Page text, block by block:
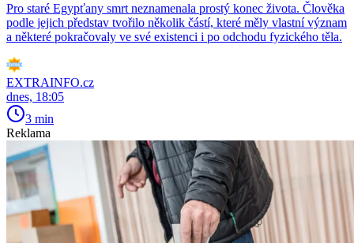
Pro staré Egypťany smrt neznamenala prostý konec života. Člověka
podle jejich představ tvořilo několik částí, které měly vlastní význam
a některé pokračovaly ve své existenci i po odchodu fyzického těla.
EXTRAINFO.cz
dnes, 18:05
3 min
Reklama